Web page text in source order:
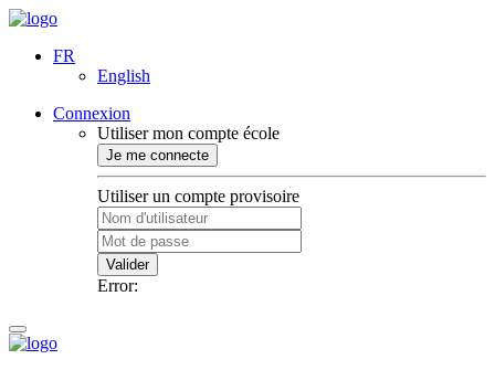
FR
English
Connexion
Utiliser mon compte école
Je me connecte
Utiliser un compte provisoire
Valider
Error: